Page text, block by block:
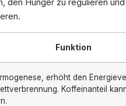
Funktion
erhöht den
Koffeinanteil